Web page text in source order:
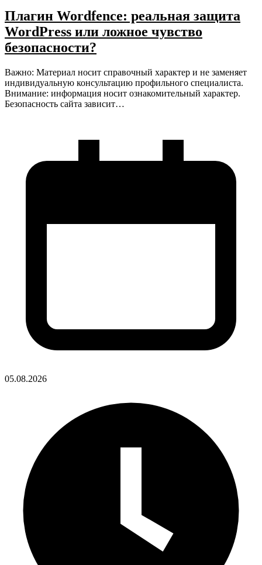
Плагин Wordfence: реальная защита
WordPress или ложное чувство
безопасности?
Важно: Материал носит справочный характер и не заменяет
индивидуальную консультацию профильного специалиста.
Внимание: информация носит ознакомительный характер.
Безопасность сайта зависит…
05.08.2026